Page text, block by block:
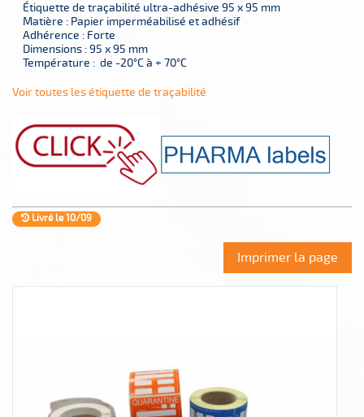
Étiquette de traçabilité ultra-adhésive 95 x 95 mm
Matière : Papier imperméabilisé et adhésif
Adhérence : Forte
Dimensions : 95 x 95 mm
Température : de -20°C à + 70°C
Voir toutes les étiquette de traçabilité
Livré le 10/09
Imprimer la page